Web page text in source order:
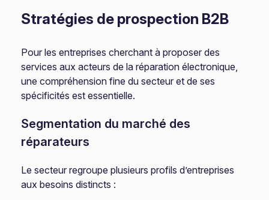
Stratégies de prospection B2B
Pour les entreprises cherchant à proposer des
services aux acteurs de la réparation électronique,
une compréhension fine du secteur et de ses
spécificités est essentielle.
Segmentation du marché des
réparateurs
Le secteur regroupe plusieurs profils d’entreprises
aux besoins distincts :